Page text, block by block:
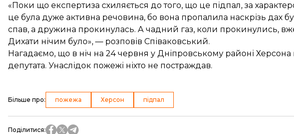
«Поки що експертиза схиляється до того, що це підпал, за
це була дуже активна речовина, бо вона пропалила наскрізь дах
спав, а дружина прокинулась. А чадний газ, коли прокинулись,
Дихати нічим було», — розповів Співаковський.
Нагадаємо, що в ніч на 24 червня у Дніпровському районі Херсона
депутата. Унаслідок пожежі ніхто не постраждав.
Більше про: пожежа Херсон підпал
Поділитися: